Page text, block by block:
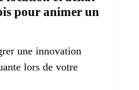
pour animer un
une innovation
lors de votre